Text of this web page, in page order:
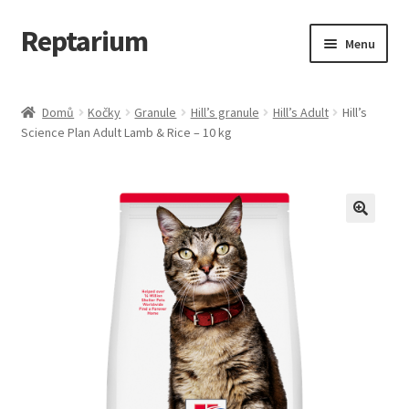
Přeskočit
na
Přejít
k
webu
Reptarium Menu
Košík
Domů Kočky Granule Hill’s granule Hill’s Adult
Hill’s
Science Plan Adult Lamb & Rice – 10 kg